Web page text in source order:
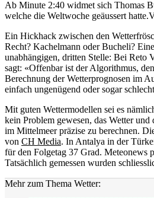
Ab Minute 2:40 widmet sich Thomas
welche die Weltwoche geäussert hatte.
Ein Hickhack zwischen den
Recht? Kachelmann oder Bucheli?
unabhängigen, dritten Stelle: Bei Reto
sagt: «Offenbar ist der Algorithmus,
Berechnung der Wetterprognosen im
einfach ungenügend oder sogar
Mit guten Wettermodellen sei es
kein Problem gewesen, das Wetter
im Mittelmeer präzise zu berechnen.
von CH Media. In Antalya in der
für den Folgetag 37 Grad. Meteonews
Tatsächlich gemessen wurden
Mehr zum Thema Wetter: